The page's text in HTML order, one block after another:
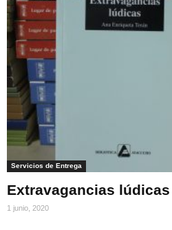
Servicios de Entrega
Extravagancias lúdicas
1 junio, 2020